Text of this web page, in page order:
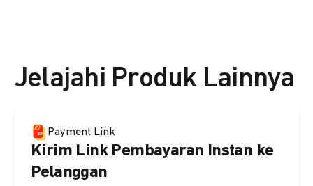
Jelajahi Produk Lainnya
Payment Link
Kirim Link Pembayaran Instan ke
Pelanggan